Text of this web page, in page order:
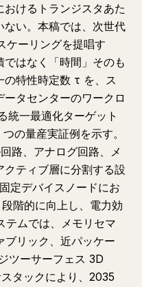
けるトランジスタあた
ない。本稿では、次世代
ケーリングを提唱す
はなく「時間」そのも
特性時定数 τ を、ス
タセンターのワークロ
統一最適化ターゲット
の量産実証例を示す。
路、アナログ回路、メ
ティブ層に分割する設
定デバイスノードにお
階的に向上し、電力効
ムでは、メモリセマ
リック、近パッケー
ツーサーフェス 3D
タックにより、2035